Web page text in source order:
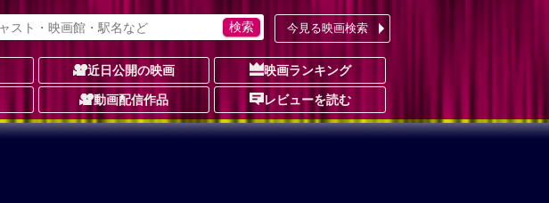
今見る映画検索
近日公開の映画 映画ランキング
動画配信作品 レビューを読む